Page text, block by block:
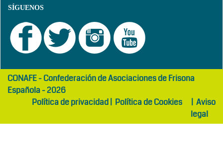
SÍGUENOS
girls
abaya
maltepe
otelCONAFE - Confederación de Asociaciones de Frisona
Española - 2026
Política de privacidad| Política de Cookies | Aviso
legal